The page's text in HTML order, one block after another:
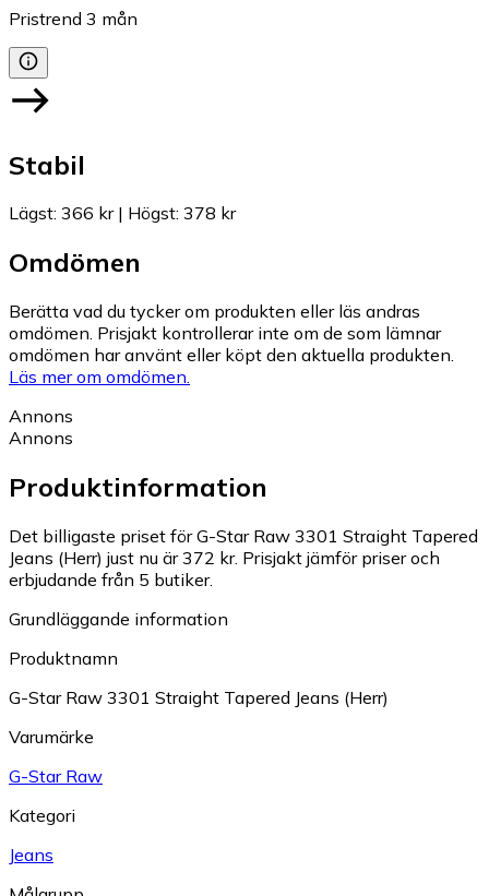
Pristrend 3 mån
Stabil
Lägst: 366 kr| Högst: 378 kr
Omdömen
Berätta vad du tycker om produkten eller läs andras
omdömen. Prisjakt kontrollerar inte om de som lämnar
omdömen har använt eller köpt den aktuella produkten.
Läs mer om omdömen.
Annons
Annons
Produktinformation
Det billigaste priset för G-Star Raw 3301 Straight Tapered
Jeans (Herr) just nu är 372 kr. Prisjakt jämför priser och
erbjudande från 5 butiker.
Grundläggande information
Produktnamn
G-Star Raw 3301 Straight Tapered Jeans (Herr)
Varumärke
G-Star Raw
Kategori
Jeans